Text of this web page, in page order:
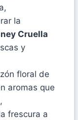
la
Cruella
y
floral de
aromas que
frescura a